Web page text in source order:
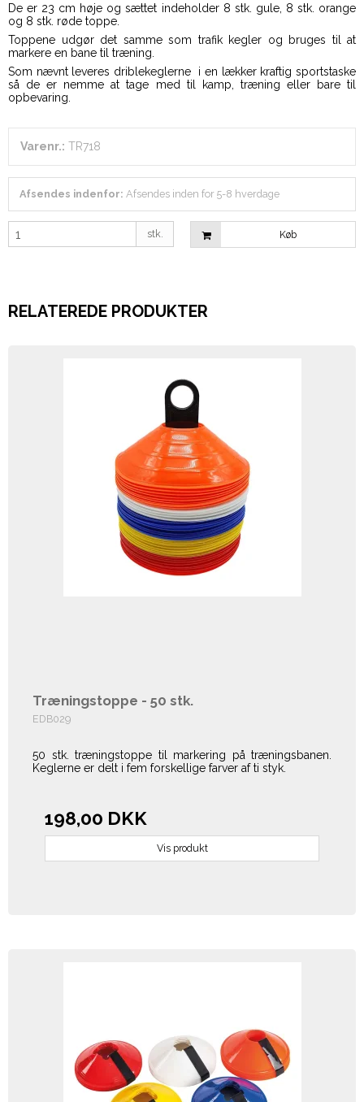
De er 23 cm høje og sættet indeholder 8 stk. gule, 8 stk. orange
og 8 stk. røde toppe.
Toppene udgør det samme som trafik kegler og bruges til at
markere en bane til træning.
Som nævnt leveres driblekeglerne i en lækker kraftig sportstaske
så de er nemme at tage med til kamp, træning eller bare til
opbevaring.
Varenr.: TR718
Afsendes indenfor: Afsendes inden for 5-8 hverdage
stk. Køb
RELATEREDE PRODUKTER
Træningstoppe - 50 stk.
EDB029
50 stk. træningstoppe til markering på træningsbanen.
Keglerne er delt i fem forskellige farver af ti styk.
198,00 DKK
Vis produkt